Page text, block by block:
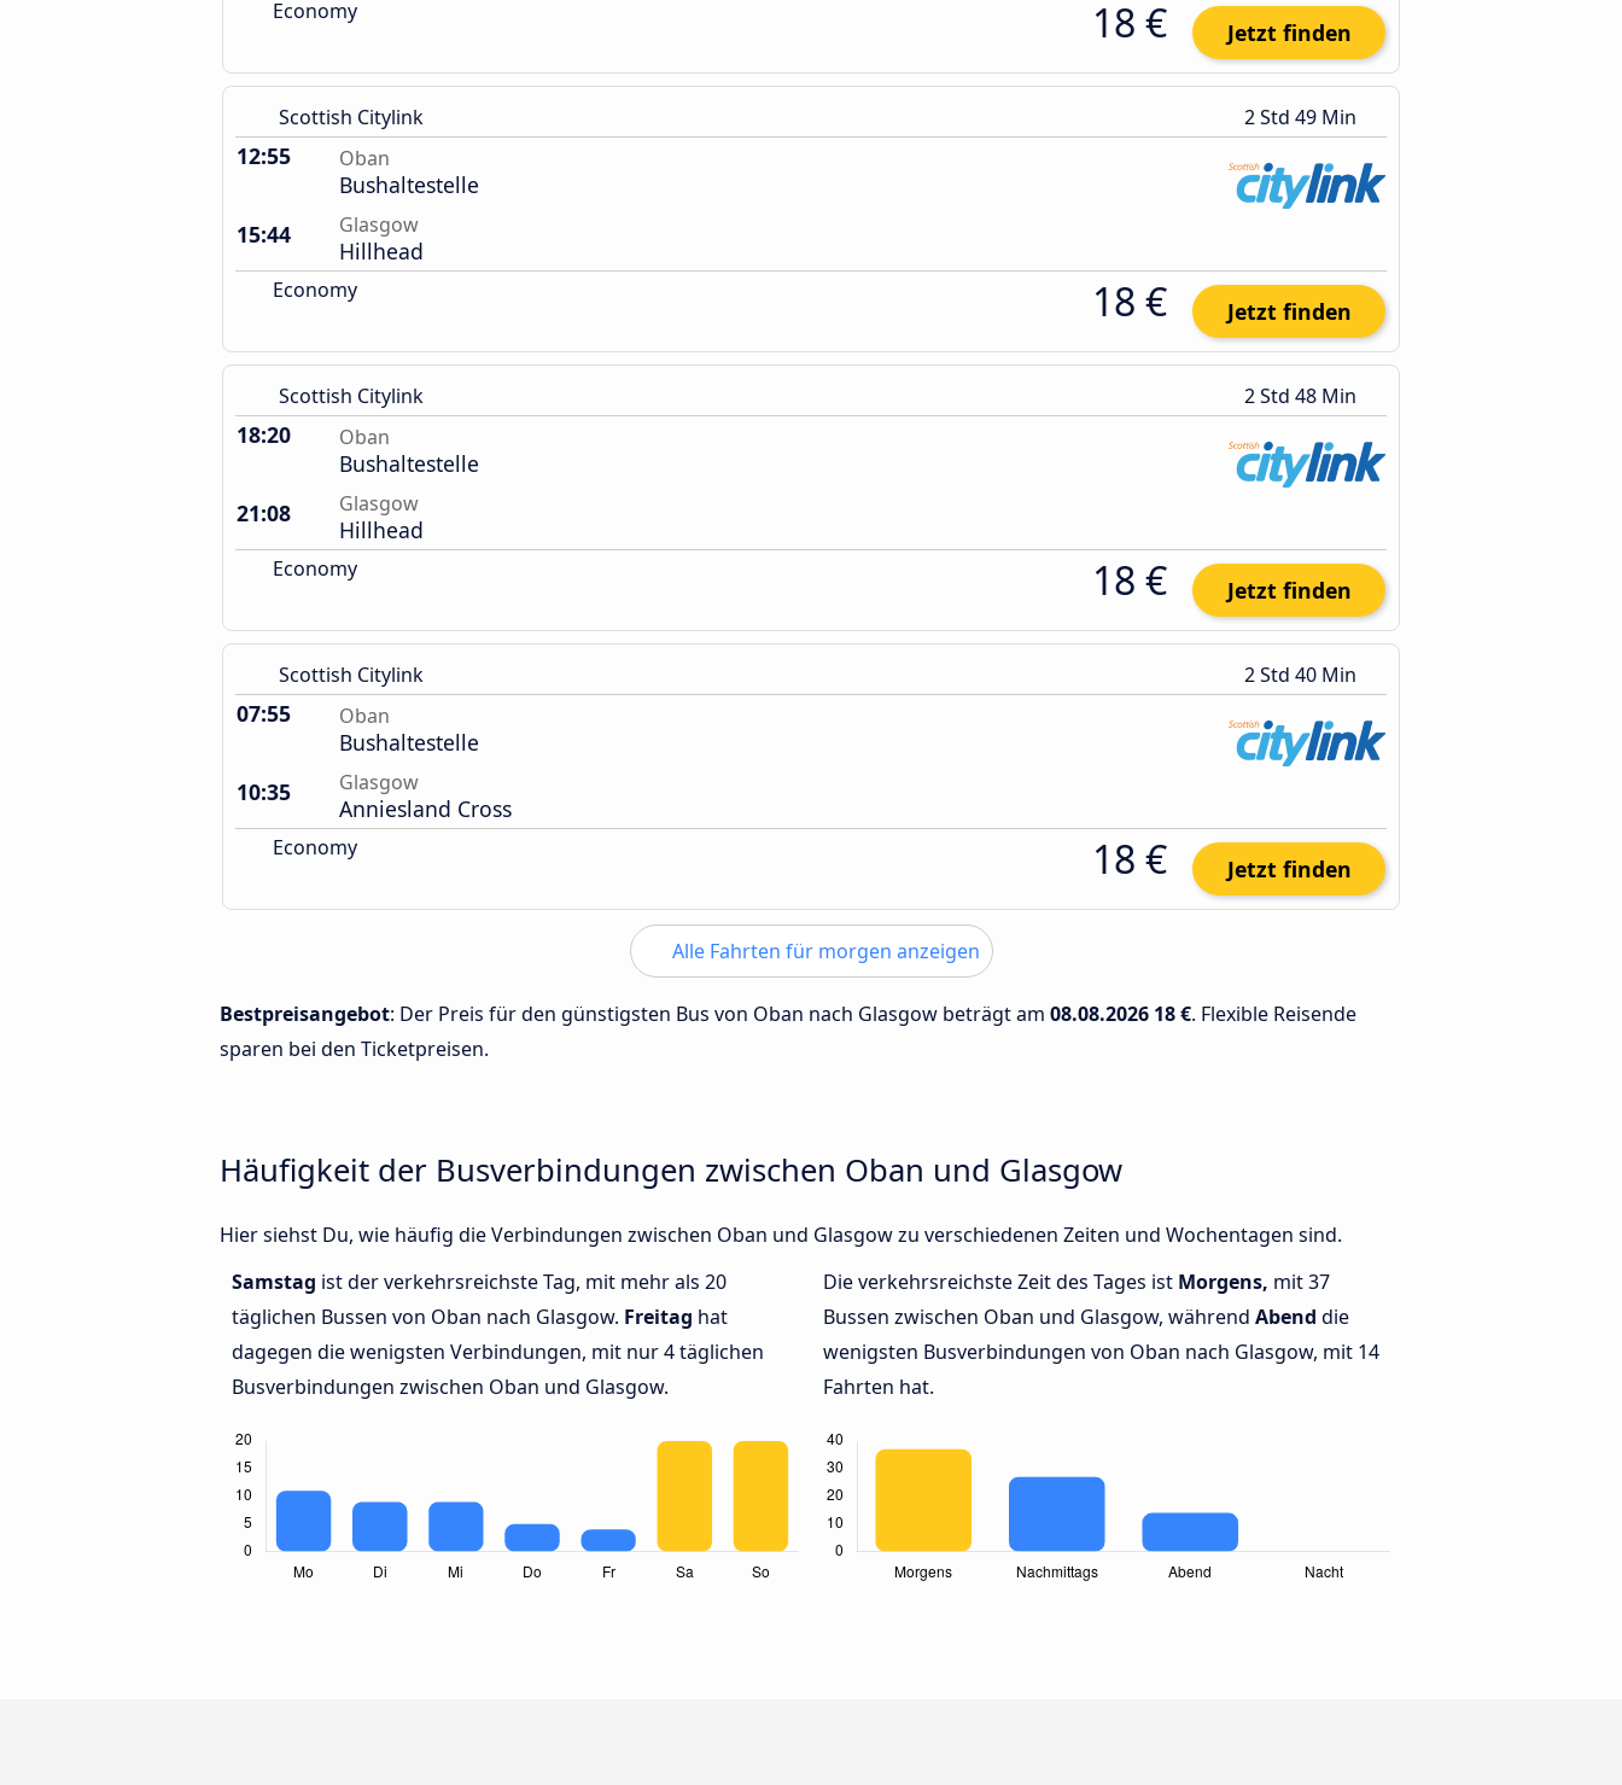
Economy 18 € Jetzt finden
Scottish Citylink 2 Std 49 Min
12:55 Oban
Bushaltestelle
15:44
Glasgow
Hillhead
Economy 18 € Jetzt finden
Scottish Citylink 2 Std 48 Min
18:20 Oban
Bushaltestelle
21:08
Glasgow
Hillhead
Economy 18 € Jetzt finden
Scottish Citylink 2 Std 40 Min
07:55 Oban
Bushaltestelle
10:35
Glasgow
Anniesland Cross
Economy 18 € Jetzt finden
Alle Fahrten für morgen anzeigen
Bestpreisangebot: Der Preis für den günstigsten Bus von Oban nach Glasgow beträgt am 08.08.2026 18 €. Flexible Reisende
sparen bei den Ticketpreisen.
Häufigkeit der Busverbindungen zwischen Oban und Glasgow
Hier siehst Du, wie häufig die Verbindungen zwischen Oban und Glasgow zu verschiedenen Zeiten und Wochentagen sind.
Samstag ist der verkehrsreichste Tag, mit mehr als 20
täglichen Bussen von Oban nach Glasgow. Freitag hat
dagegen die wenigsten Verbindungen, mit nur 4 täglichen
Busverbindungen zwischen Oban und Glasgow.
Die verkehrsreichste Zeit des Tages ist Morgens, mit 37
Bussen zwischen Oban und Glasgow, während Abend die
wenigsten Busverbindungen von Oban nach Glasgow, mit 14
Fahrten hat.